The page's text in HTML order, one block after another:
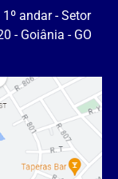
1º andar - Setor
- Goiânia - GO